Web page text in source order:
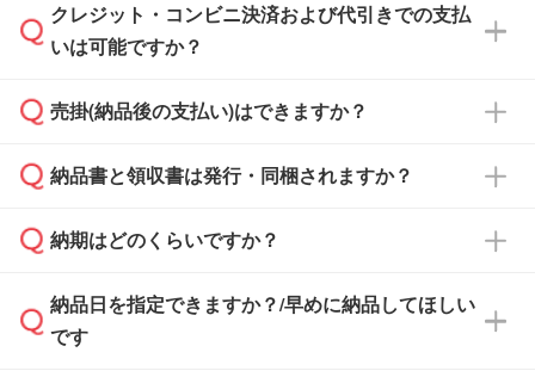
通常、翌営業日までにお送りしております。混
雑状況によっては、お時間をいただくこともご
依頼いただいた場合は、翌営業日以降のご連絡
クレジット・コンビニ決済および代引きでの支払
いは可能ですか？
銀行振込のみのご対応となります。
売掛(納品後の支払い)はできますか？
基本的には先入金をお願いしておりますが、自
どの場合は、月末締め翌月末払いに対応可能で
また、卒業・卒園記念品で対策委員会や個人様
納品書と領収書は発行・同梱されますか？
納品書・領収書は ご依頼をいただいた場合の
ず、通常はPDFデータをメール添付でお送りし
ます。
納期はどのくらいですか？
・印刷する場合(500個程度)
ご入金、イメージ画像の校了から約2週間～2
納品日を指定できますか？/早めに納品してほしい
です